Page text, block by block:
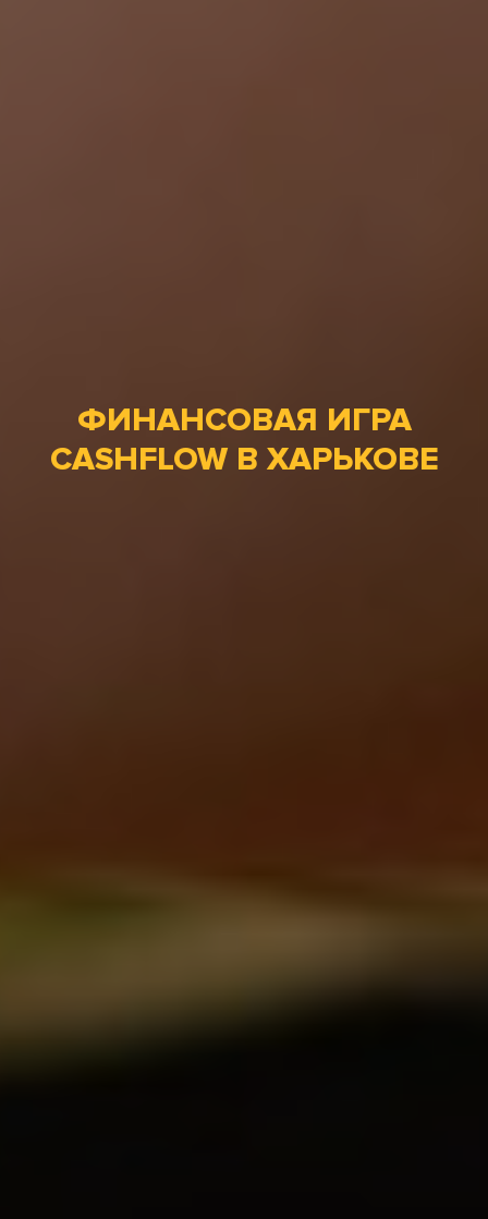
ФИНАНСОВАЯ ИГРА
CASHFLOW В ХАРЬКОВЕ